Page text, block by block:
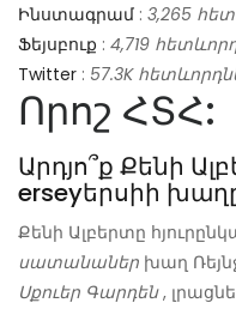
Ինստագրամ : 3,265
Ֆեյսբուք : 4,719
Twitter : 57.3K
Որոշ ՀՏՀ:
Արդյո՞ք Քենի
erseyերսիի
Քենի Ալբերտը
սատանաներ խաղ
Սքուեր Գարդեն,